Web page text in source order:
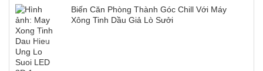
Biến Căn Phòng Thành Góc Chill Với Máy
Xông Tinh Dầu Giả Lò Sưởi